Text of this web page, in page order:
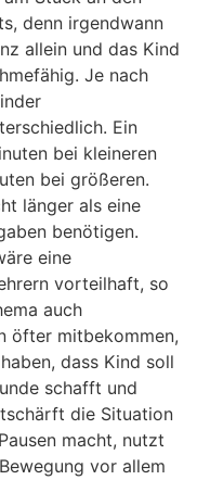
denn irgendwann
allein und das Kind
Je nach
Ein
bei kleineren
bei größeren.
länger als eine
benötigen.
eine
vorteilhaft, so
auch
öfter mitbekommen,
dass Kind soll
schafft und
die Situation
macht, nutzt
vor allem